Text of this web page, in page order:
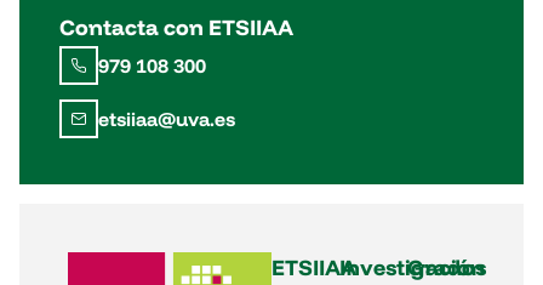
Contacta con ETSIIAA
979 108 300
etsiiaa@uva.es
ETSIIAAInvestigación
Grados